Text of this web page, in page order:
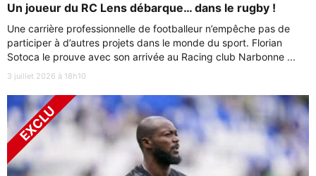
Un joueur du RC Lens débarque… dans le rugby !
Une carrière professionnelle de footballeur n’empêche pas de
participer à d’autres projets dans le monde du sport. Florian
Sotoca le prouve avec son arrivée au Racing club Narbonne ...
3 juillet 2026 à 18h10